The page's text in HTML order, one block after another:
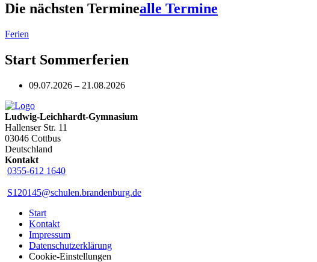
Die nächsten Terminealle Termine
Ferien
Start Sommerferien
09.07.2026 – 21.08.2026
Ludwig-Leichhardt-Gymnasium
Hallenser Str. 11
03046 Cottbus
Deutschland
Kontakt
0355-612 1640
S120145@schulen.brandenburg.de
Start
Kontakt
Impressum
Datenschutzerklärung
Cookie-Einstellungen